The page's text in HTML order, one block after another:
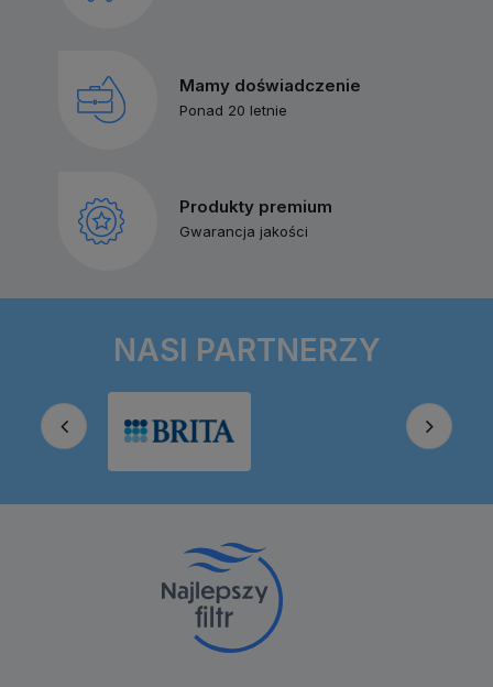
Mamy doświadczenie
Ponad 20 letnie
Produkty premium
Gwarancja jakości
NASI PARTNERZY